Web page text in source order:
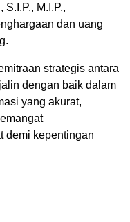
M.I.P.,
dan uang
strategis antara
dengan baik dalam
yang akurat,
demi kepentingan